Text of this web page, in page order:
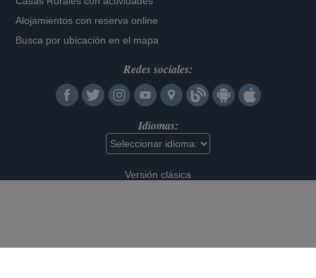
Alojamientos con reserva online
Busca por ubicación en el mapa
Redes sociales:
Idiomas:
Versión clásica